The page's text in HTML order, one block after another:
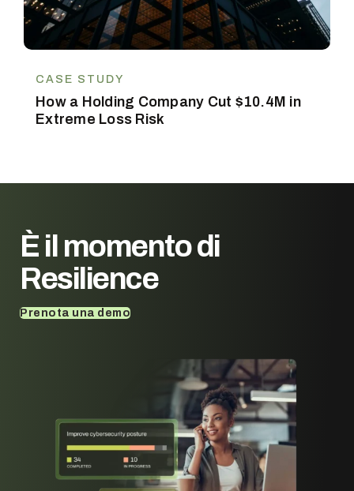
CASE STUDY
How a Holding Company Cut $10.4M in
Extreme Loss Risk
È il momento di
Resilience
Prenota una demo